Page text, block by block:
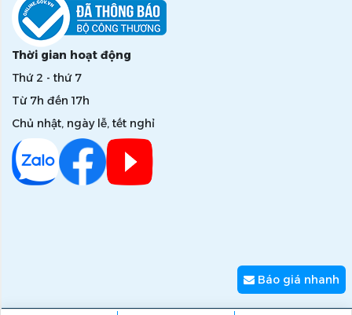
Thời gian hoạt động
Thứ 2 - thứ 7
Từ 7h đến 17h
Chủ nhật, ngày lễ, tết nghỉ
Báo giá nhanh